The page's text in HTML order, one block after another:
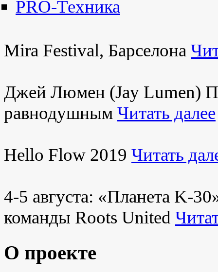
PRO-Техника
Mira Festival, Барселона
Джей Люмен (Jay Lumen)
равнодушным Читать далее
Hello Flow 2019 Читать
4-5 августа: «Планета K-
команды Roots United
О проекте